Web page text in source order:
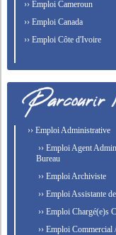
›› Emploi Cameroun
›› Emploi Canada
›› Emploi Côte d'Ivoire
›› Emploi Administrative
›› Emploi Agent
Bureau
›› Emploi Archiviste
›› Emploi Assistante
›› Emploi Chargé(e)s
›› Emploi